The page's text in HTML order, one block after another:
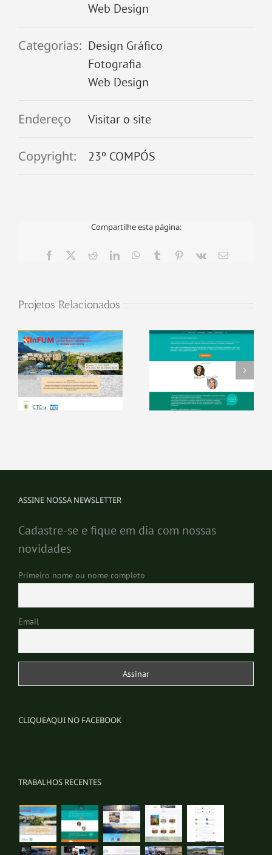
Web Design
Categorias: Design Gráfico
Fotografia
Web Design
Endereço Visitar o site
Copyright: 23º COMPÓS
Compartilhe esta página:
Facebook RedditLinkedInWhatsApp
Tumblr Pinterest
Vk
E-
Projetos Relacionados
ASSINE NOSSA NEWSLETTER
Cadastre-se e fique em dia com nossas
novidades
Primeiro nome ou nome completo
Email
CLIQUEAQUI NO FACEBOOK
TRABALHOS RECENTES